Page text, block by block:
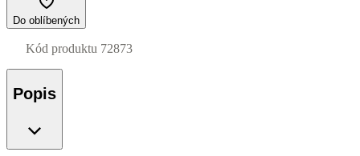
Do oblíbených
Kód produktu 72873
Popis